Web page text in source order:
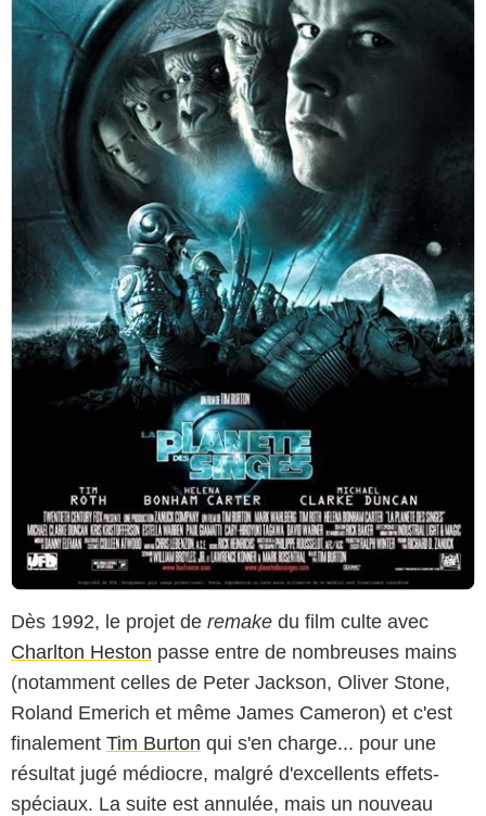
Dès 1992, le projet de remake du film culte avec
Charlton Heston passe entre de nombreuses mains
(notamment celles de Peter Jackson, Oliver Stone,
Roland Emerich et même James Cameron) et c'est
finalement Tim Burton qui s'en charge... pour une
résultat jugé médiocre, malgré d'excellents effets-
spéciaux. La suite est annulée, mais un nouveau